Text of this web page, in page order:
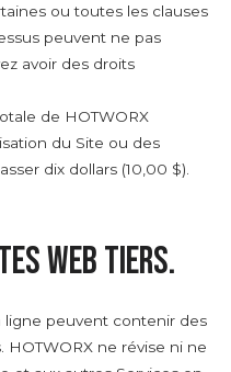
ou toutes les clauses
peuvent ne pas
avoir des droits
de HOTWORX
du Site ou des
dix dollars (10,00 $).
Web tiers.
ligne peuvent contenir des
HOTWORX ne révise ni ne